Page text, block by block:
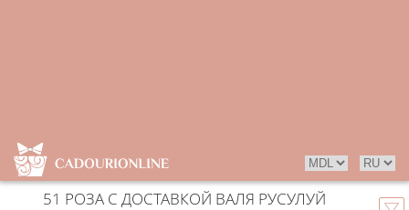
51 РОЗА С ДОСТАВКОЙ ВАЛЯ РУСУЛУЙ